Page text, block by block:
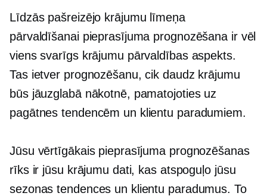
Līdzās pašreizējo krājumu līmeņa
pārvaldīšanai pieprasījuma prognozēšana ir vēl
viens svarīgs krājumu pārvaldības aspekts.
Tas ietver prognozēšanu, cik daudz krājumu
būs jāuzglabā nākotnē, pamatojoties uz
pagātnes tendencēm un klientu paradumiem.
Jūsu vērtīgākais pieprasījuma prognozēšanas
rīks ir jūsu krājumu dati, kas atspoguļo jūsu
sezonas tendences un klientu paradumus. To